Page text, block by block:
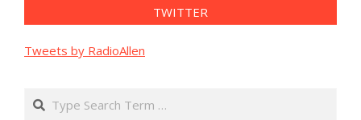
TWITTER
Tweets by RadioAllen
Search